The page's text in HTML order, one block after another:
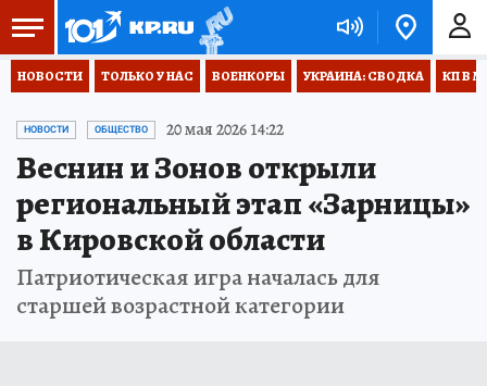
НОВОСТИ ТОЛЬКО У НАС ВОЕНКОРЫ УКРАИНА: СВОДКА КП В
НОВОСТИ ОБЩЕСТВО 20 мая 2026 14:22
Веснин и Зонов открыли
региональный этап «Зарницы»
в Кировской области
Патриотическая игра началась для
старшей возрастной категории